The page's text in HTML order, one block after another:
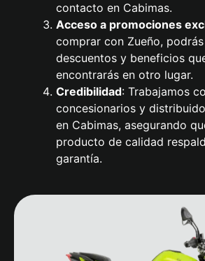
contacto en Cabimas.
Acceso a promociones
comprar con Zueño,
descuentos y beneficios
encontrarás en otro lugar.
Credibilidad: Trabajamos
concesionarios y
en Cabimas, asegurando
producto de calidad
garantía.